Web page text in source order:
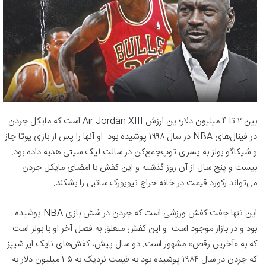
بین ۲ تا ۴ میلیون دلار؛ ین ارزش Air Jordan XIII است که مایکل جردن
در فینال‌های NBA در سال ۱۹۹۸ پوشیده بود. او آنها را پس از بازی یوتا جاز
و شیکاگو بولز به پسری توپ‌جمع‌کن در سالت لیک سیتی هدیه داده بود.
بیست و پنج سال از آن روز گذشته و این کفش با امضای مایکل جردن
می‌تواند رکورد قیمت در خانه حراج نیویورک ساتبی را بشکند.
این تنها جفت کفش ورزشی است که جردن در شش بازی NBA پوشیده
بود و در بازار موجود است. و این کفش متعلق به فصل آخر او با بولز است
که به «آخرین رقص» مشهور است. دو سال پیش، کفش‌های نایک ایر شیپز
که جردن در سال ۱۹۸۴ پوشیده بود به قیمت نزدیک به ۱.۵ میلیون دلار به